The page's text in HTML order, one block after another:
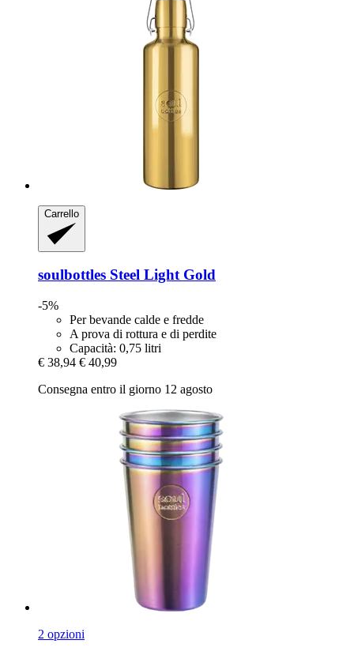
Carrello
soulbottles Steel Light Gold
-5%
Per bevande calde e fredde
A prova di rottura e di perdite
Capacità: 0,75 litri
€ 38,94 € 40,99
Consegna entro il giorno 12 agosto
2 opzioni